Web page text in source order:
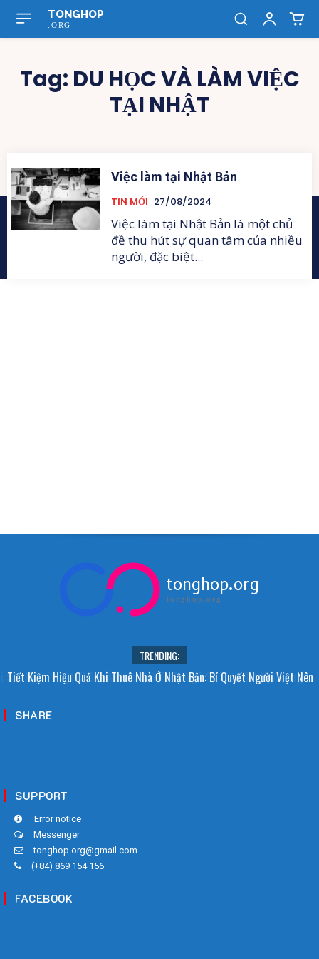
TONGHOP
.ORG
Tag: DU HỌC VÀ LÀM VIỆC
TẠI NHẬT
Việc làm tại Nhật Bản
TIN MỚI 27/08/2024
Việc làm tại Nhật Bản là một chủ
đề thu hút sự quan tâm của nhiều
người, đặc biệt...
tonghop.org
tonghop.org
TRENDING:
Sao Người Nhật Không Ăn Hoa Quả Tự Trồng? Sự Thật Bất Ngờ Đằng
Tiết Kiệm Hiệu Quả Khi Thuê Nhà Ở Nhật Bản: Bí Quyết Người Việt Nên
SHARE
SUPPORT
Error notice
Messenger
tonghop.org@gmail.com
(+84) 869 154 156
FACEBOOK